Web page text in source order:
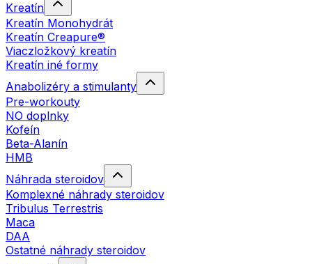
Kreatín
Kreatín Monohydrát
Kreatín Creapure®
Viaczložkový kreatín
Kreatín iné formy
Anabolizéry a stimulanty
Pre-workouty
NO doplnky
Kofeín
Beta-Alanín
HMB
Náhrada steroidov
Komplexné náhrady steroidov
Tribulus Terrestris
Maca
DAA
Ostatné náhrady steroidov